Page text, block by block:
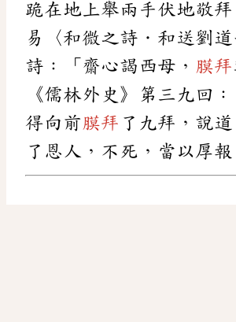
跪在地上舉兩手伏地敬
易〈和微之詩．和送劉道
詩：「齋心謁西母， 膜拜
《儒林外史》第三九回
得向前膜拜 了九拜，說
了恩人，不死，當以厚報